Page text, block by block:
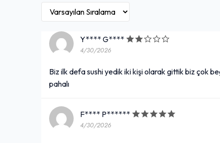
Y**** G****
4/30/2026
Biz ilk defa sushi yedik iki kişi olarak gittik biz çok
pahalı
F**** P******
4/30/2026